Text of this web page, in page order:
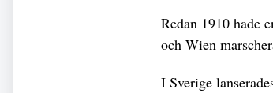
Redan 1910 hade
och Wien
I Sverige